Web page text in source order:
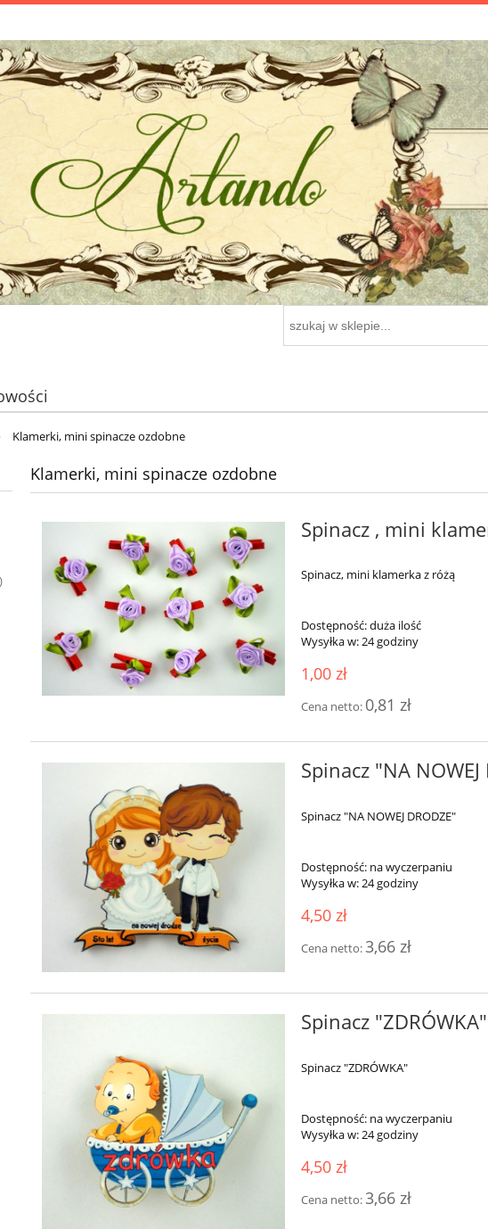
Klamerki, mini spinacze ozdobne
Klamerki, mini spinacze ozdobne
Spinacz , mini
Spinacz, mini klamerka z różą
Dostępność:duża ilość
Wysyłka w:24 godziny
1,00 zł
Cena netto: 0,81 zł
Spinacz "NA NOWEJ
Spinacz "NA NOWEJ DRODZE"
Dostępność: na wyczerpaniu
Wysyłka w:24 godziny
4,50 zł
Cena netto:3,66 zł
Spinacz "ZDRÓWKA"
Spinacz "ZDRÓWKA"
Dostępność: na wyczerpaniu
Wysyłka w:24 godziny
4,50 zł
Cena netto:3,66 zł